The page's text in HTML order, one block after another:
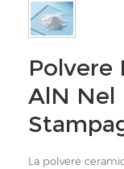
Polvere
AlN Nel
La polvere